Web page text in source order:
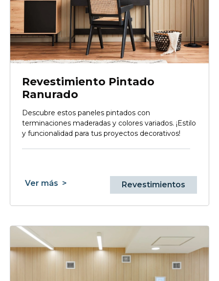
Revestimiento Pintado
Ranurado
Descubre estos paneles pintados con
terminaciones maderadas y colores variados. ¡Estilo
y funcionalidad para tus proyectos decorativos!
Ver más > Revestimientos